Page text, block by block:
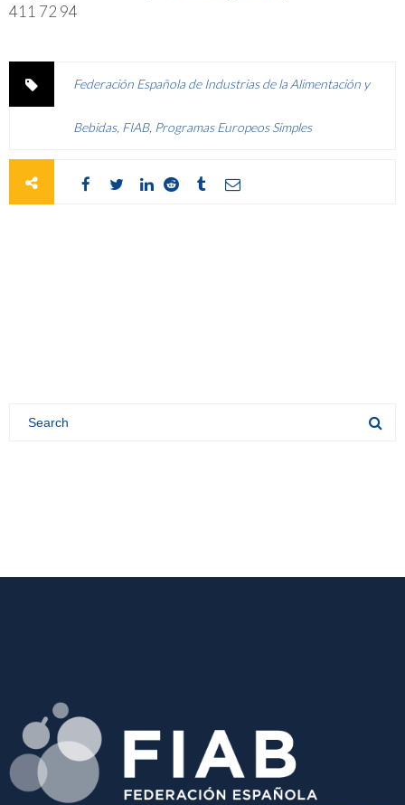
411 72 94
Federación Española de Industrias de la Alimentación y
Bebidas, FIAB, Programas Europeos Simples